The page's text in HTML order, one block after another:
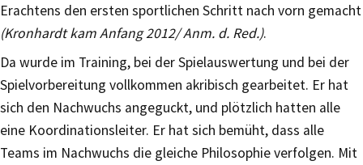
Erachtens den ersten sportlichen Schritt nach vorn gemacht
(Kronhardt kam Anfang 2012/ Anm. d. Red.).
Da wurde im Training, bei der Spielauswertung und bei der
Spielvorbereitung vollkommen akribisch gearbeitet. Er hat
sich den Nachwuchs angeguckt, und plötzlich hatten alle
eine Koordinationsleiter. Er hat sich bemüht, dass alle
Teams im Nachwuchs die gleiche Philosophie verfolgen. Mit